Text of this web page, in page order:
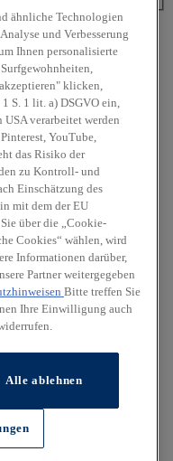
Daten werden
zur Bearbeitung Ihrer
zur
betroffene Person finden
https://hyundai-
datenschutz
ähnliche Technologien
und Verbesserung
Ihnen personalisierte
klicken,
S. 1 lit. a) DSGVO ein,
verarbeitet werden
YouTube,
das Risiko der
zu Kontroll- und
Einschätzung des
mit dem der EU
über die „Cookie-
Cookies“ wählen, wird
Informationen darüber,
Partner weitergegeben
Bitte treffen Sie
Ihre Einwilligung auch
Alle ablehnen